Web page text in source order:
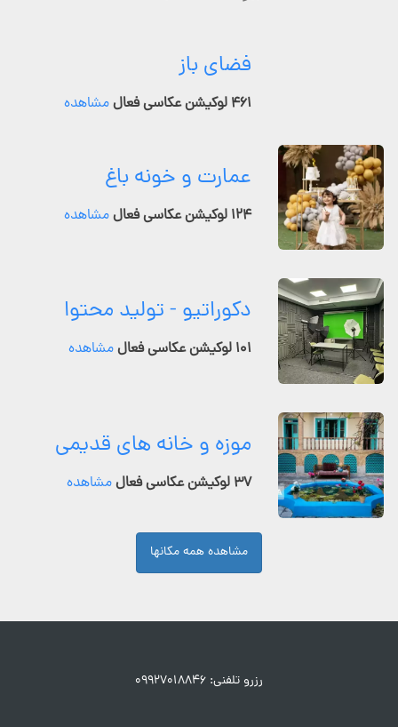
فضای باز
۴۶۱ لوکیشن عکاسی فعال مشاهده
عمارت و خونه باغ
۱۲۴ لوکیشن عکاسی فعال مشاهده
دکوراتیو - تولید محتوا
۱۰۱ لوکیشن عکاسی فعال مشاهده
موزه و خانه های قدیمی
۳۷ لوکیشن عکاسی فعال مشاهده
مشاهده همه مکانها
رزرو تلفنی: ۰۹۹۲۷۰۱۸۸۴۶